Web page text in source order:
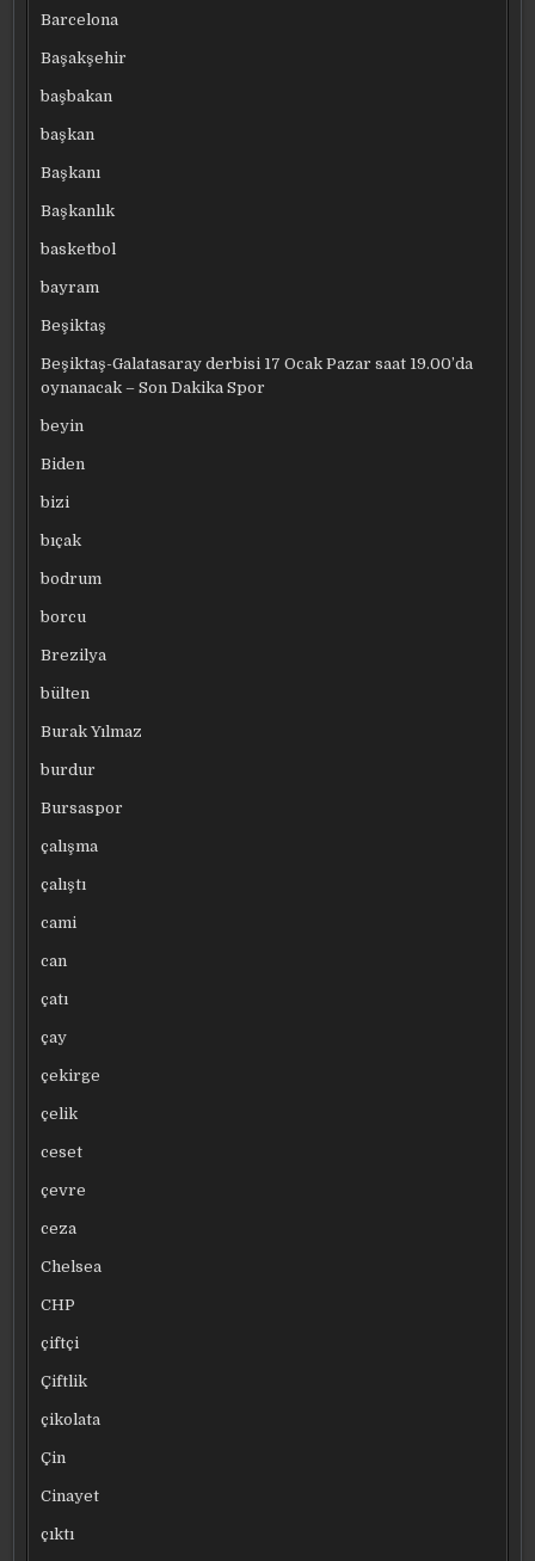
Barcelona
Başakşehir
başbakan
başkan
Başkanı
Başkanlık
basketbol
bayram
Beşiktaş
Beşiktaş-Galatasaray derbisi 17 Ocak Pazar saat 19.00’da
oynanacak – Son Dakika Spor
beyin
Biden
bizi
bıçak
bodrum
borcu
Brezilya
bülten
Burak Yılmaz
burdur
Bursaspor
çalışma
çalıştı
cami
can
çatı
çay
çekirge
çelik
ceset
çevre
ceza
Chelsea
CHP
çiftçi
Çiftlik
çikolata
Çin
Cinayet
çıktı